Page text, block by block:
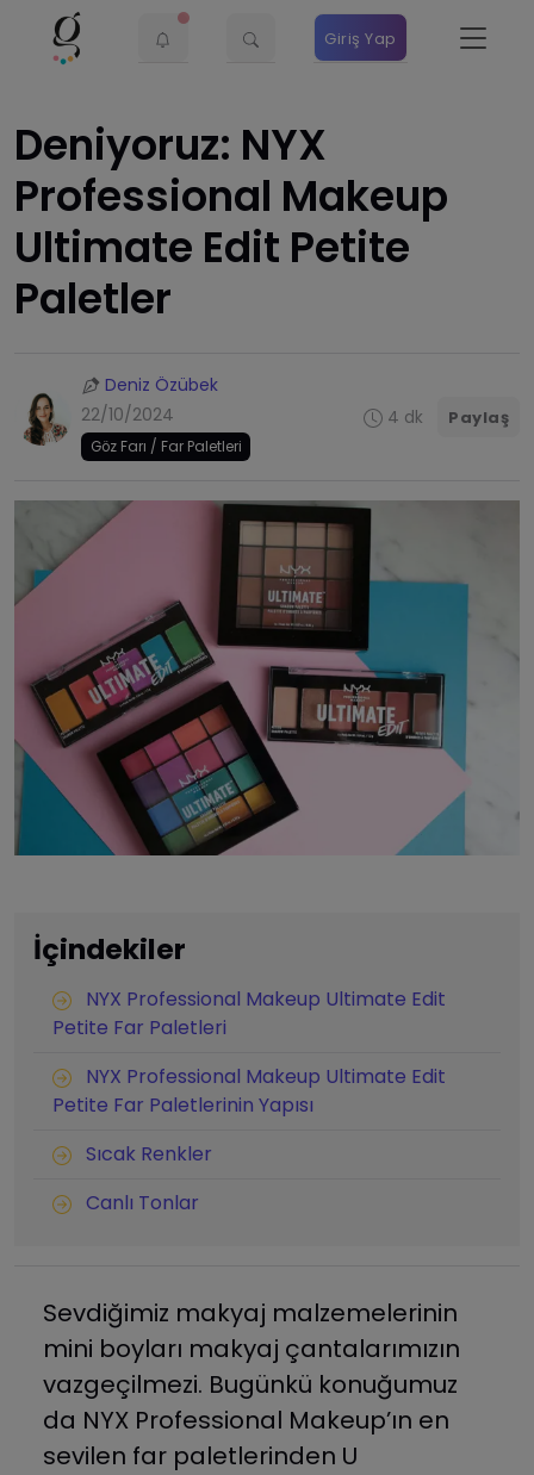
Giriş Yap
Deniyoruz: NYX
Professional Makeup
Ultimate Edit Petite
Paletler
Deniz Özübek
22/10/2024
Göz Farı / Far Paletleri
4 dk Paylaş
İçindekiler
NYX Professional Makeup Ultimate Edit
Petite Far Paletleri
NYX Professional Makeup Ultimate Edit
Petite Far Paletlerinin Yapısı
Sıcak Renkler
Canlı Tonlar
Sevdiğimiz makyaj malzemelerinin
mini boyları makyaj çantalarımızın
vazgeçilmezi. Bugünkü konuğumuz
da NYX Professional Makeup’ın en
sevilen far paletlerinden U